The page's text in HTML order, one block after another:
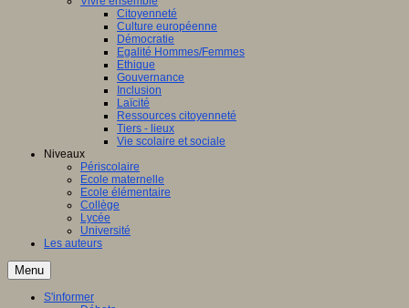
Citoyenneté
Culture européenne
Démocratie
Egalité Hommes/Femmes
Ethique
Gouvernance
Inclusion
Laïcité
Ressources citoyenneté
Tiers - lieux
Vie scolaire et sociale
Niveaux
Périscolaire
Ecole maternelle
Ecole élémentaire
Collège
Lycée
Université
Les auteurs
Menu
S'informer